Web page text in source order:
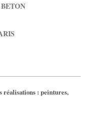
réalisations : peintures,